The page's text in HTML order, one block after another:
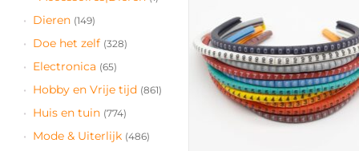
Dieren (149)
Doe het zelf (328)
Electronica (65)
Hobby en Vrije tijd (861)
Huis en tuin (774)
Mode & Uiterlijk (486)
meerdere
variaties.
Deze
optie